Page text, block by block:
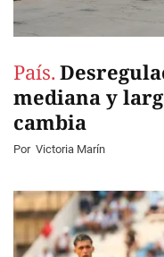
País.
mediana y
cambia
Por Victoria Marín